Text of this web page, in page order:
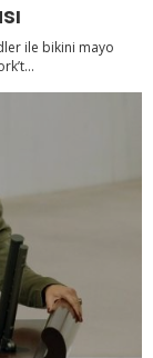
ile bikini mayo